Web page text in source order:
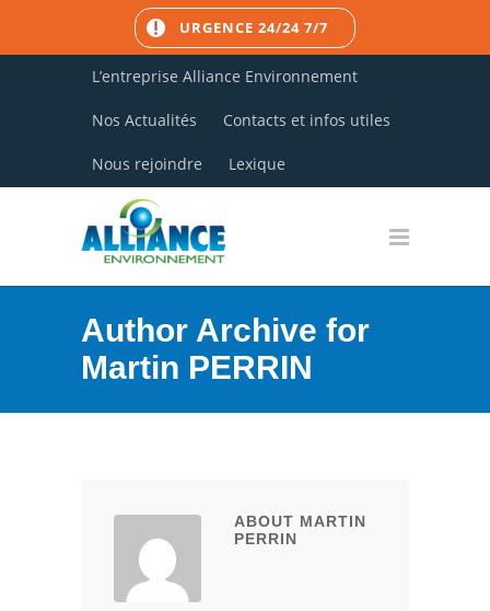
L’entreprise Alliance Environnement
Nos Actualités Contacts et infos utiles
Nous rejoindre Lexique
Author Archive for
Martin PERRIN
ABOUT MARTIN
PERRIN
URGENCE 24/24 7/7